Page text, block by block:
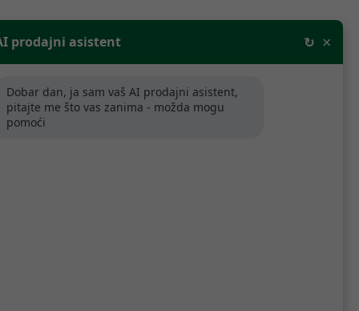
prodajni asistent ↻ ×
Dobar dan, ja sam vaš AI prodajni asistent,
pitajte me što vas zanima - možda mogu
pomoći